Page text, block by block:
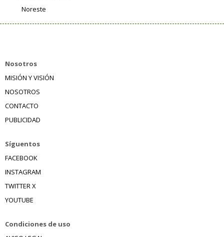
Noreste
Nosotros
MISIÓN Y VISIÓN
NOSOTROS
CONTACTO
PUBLICIDAD
Síguentos
FACEBOOK
INSTAGRAM
TWITTER X
YOUTUBE
Condiciones de uso